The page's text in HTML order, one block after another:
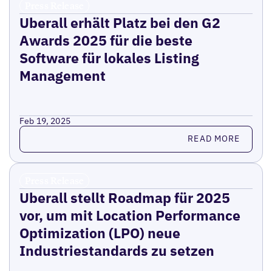
Uberall erhält Platz bei den G2
Awards 2025 für die beste
Software für lokales Listing
Management
Feb 19, 2025
Read more READ MORE
Uberall stellt Roadmap für 2025
vor, um mit Location Performance
Optimization (LPO) neue
Industriestandards zu setzen